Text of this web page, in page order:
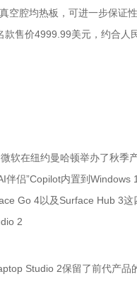
空腔均热板，可进一步保证性
款售价4999.99美元，约合人
软在纽约曼哈顿举办了秋季
伴侣”Copilot内置到
Go 4以及Surface Hub 3这
2
Studio 2保留了前代产